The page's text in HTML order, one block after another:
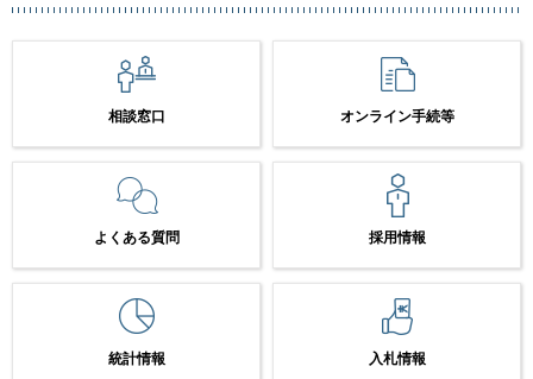
相談窓口 オンライン手続等
よくある質問 採用情報
統計情報 入札情報